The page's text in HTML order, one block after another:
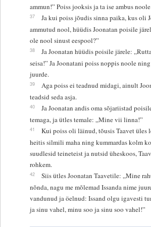
ammun!” Poiss jooksis ja ta ise ambus
37
Ja kui poiss jõudis sinna paika, kus oli
ammutud nool, hüüdis Joonatan poisile
ole nool sinust eespool?”
38
Ja Joonatan hüüdis poisile järele:
seisa!” Ja Joonatani poiss noppis noole
juurde.
39
Aga poiss ei teadnud midagi, ainult
teadsid seda asja.
40
Ja Joonatan andis oma sõjariistad
temaga, ja ütles temale: „Mine vii linna!”
41
Kui poiss oli läinud, tõusis Taavet üles
heitis silmili maha ning kummardas kolm
suudlesid teineteist ja nutsid üheskoos,
rohkem.
42
Siis ütles Joonatan Taavetile: „Mine
nõnda, nagu me mõlemad Issanda nime
vandunud ja öelnud: Issand olgu igavesti
ja sinu vahel, minu soo ja sinu soo vahel!”